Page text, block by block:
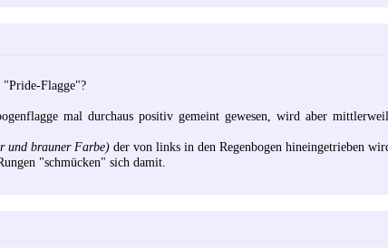
"Pride-Flagge"?
mal durchaus positiv gemeint gewesen, wird aber
und brauner Farbe) der von links in den Regenbogen hineingetrieben
"schmücken" sich damit.